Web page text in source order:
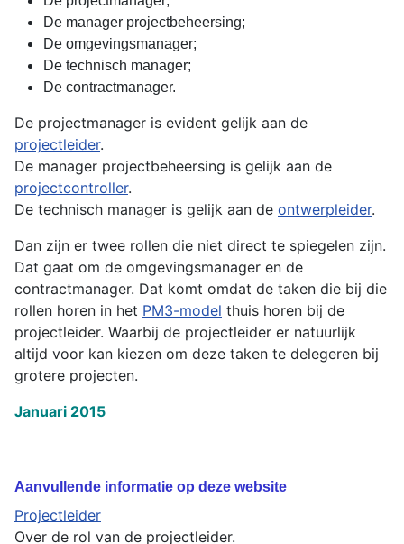
De manager projectbeheersing;
De omgevingsmanager;
De technisch manager;
De contractmanager.
De projectmanager is evident gelijk aan de
projectleider.
De manager projectbeheersing is gelijk aan de
projectcontroller.
De technisch manager is gelijk aan de ontwerpleider.
Dan zijn er twee rollen die niet direct te spiegelen zijn.
Dat gaat om de omgevingsmanager en de
contractmanager. Dat komt omdat de taken die bij die
rollen horen in het PM3-model thuis horen bij de
projectleider. Waarbij de projectleider er natuurlijk
altijd voor kan kiezen om deze taken te delegeren bij
grotere projecten.
Januari 2015
Aanvullende informatie op deze website
Projectleider
Over de rol van de projectleider.